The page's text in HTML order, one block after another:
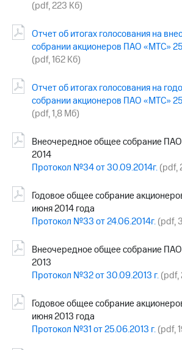
(pdf, 223 Кб)
Отчет об итогах голосования на
собрании акционеров ПАО «МТС» 25
(pdf, 162 Кб)
Отчет об итогах голосования на
собрании акционеров ПАО «МТС»
(pdf, 1,8 Мб)
Внеочередное общее собрание
2014
Протокол №34 от 30.09.2014г.(pdf,
Годовое общее собрание
июня 2014 года
Протокол №33 от 24.06.2014г.(pdf,
Внеочередное общее собрание
2013
Протокол №32 от 30.09.2013 г.(pdf,
Годовое общее собрание
июня 2013 года
Протокол №31 от 25.06.2013 г.(pdf,